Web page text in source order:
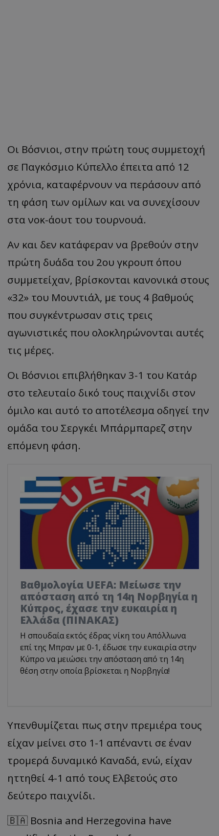
Οι Βόσνιοι, στην πρώτη τους συμμετοχή
σε Παγκόσμιο Κύπελλο έπειτα από 12
χρόνια, καταφέρνουν να περάσουν από
τη φάση των ομίλων και να συνεχίσουν
στα νοκ-άουτ του τουρνουά.
Αν και δεν κατάφεραν να βρεθούν στην
πρώτη δυάδα του 2ου γκρουπ όπου
συμμετείχαν, βρίσκονται κανονικά στους
«32» του Μουντιάλ, με τους 4 βαθμούς
που συγκέντρωσαν στις τρεις
αγωνιστικές που ολοκληρώνονται αυτές
τις μέρες.
Οι Βόσνιοι επιβλήθηκαν 3-1 του Κατάρ
στο τελευταίο δικό τους παιχνίδι στον
όμιλο και αυτό το αποτέλεσμα οδηγεί την
ομάδα του Σεργκέι Μπάρμπαρεζ στην
επόμενη φάση.
Βαθμολογία UEFA: Μείωσε την
απόσταση από τη 14η Νορβηγία η
Κύπρος, έχασε την ευκαιρία η
Ελλάδα (ΠΙΝΑΚΑΣ)
Η σπουδαία εκτός έδρας νίκη του Απόλλωνα
επί της Μπραν με 0-1, έδωσε την ευκαιρία στην
Κύπρο να μειώσει την απόσταση από τη 14η
θέση στην οποία βρίσκεται η Νορβηγία!
Υπενθυμίζεται πως στην πρεμιέρα τους
είχαν μείνει στο 1-1 απέναντι σε έναν
τρομερά δυναμικό Καναδά, ενώ, είχαν
ηττηθεί 4-1 από τους Ελβετούς στο
δεύτερο παιχνίδι.
🇧🇦 Bosnia and Herzegovina have